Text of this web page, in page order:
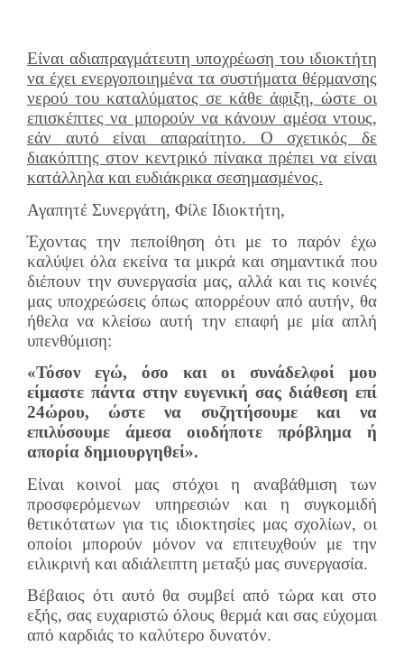
Είναι αδιαπραγμάτευτη υποχρέωση του ιδιοκτήτη
να έχει ενεργοποιημένα τα συστήματα θέρμανσης
νερού του καταλύματος σε κάθε άφιξη, ώστε οι
επισκέπτες να μπορούν να κάνουν αμέσα ντους,
εάν αυτό είναι απαραίτητο. Ο σχετικός δε
διακόπτης στον κεντρικό πίνακα πρέπει να είναι
κατάλληλα και ευδιάκρικα σεσημασμένος.
Αγαπητέ Συνεργάτη, Φίλε Ιδιοκτήτη,
Έχοντας την πεποίθηση ότι με το παρόν έχω
καλύψει όλα εκείνα τα μικρά και σημαντικά που
διέπουν την συνεργασία μας, αλλά και τις κοινές
μας υποχρεώσεις όπως απορρέουν από αυτήν, θα
ήθελα να κλείσω αυτή την επαφή με μία απλή
υπενθύμιση:
«Τόσον εγώ, όσο και οι συνάδελφοί μου
είμαστε πάντα στην ευγενική σας διάθεση επί
24ώρου, ώστε να συζητήσουμε και να
επιλύσουμε άμεσα οιοδήποτε πρόβλημα ή
απορία δημιουργηθεί».
Είναι κοινοί μας στόχοι η αναβάθμιση των
προσφερόμενων υπηρεσιών και η συγκομιδή
θετικότατων για τις ιδιοκτησίες μας σχολίων, οι
οποίοι μπορούν μόνον να επιτευχθούν με την
ειλικρινή και αδιάλειπτη μεταξύ μας συνεργασία.
Βέβαιος ότι αυτό θα συμβεί από τώρα και στο
εξής, σας ευχαριστώ όλους θερμά και σας εύχομαι
από καρδιάς το καλύτερο δυνατόν.